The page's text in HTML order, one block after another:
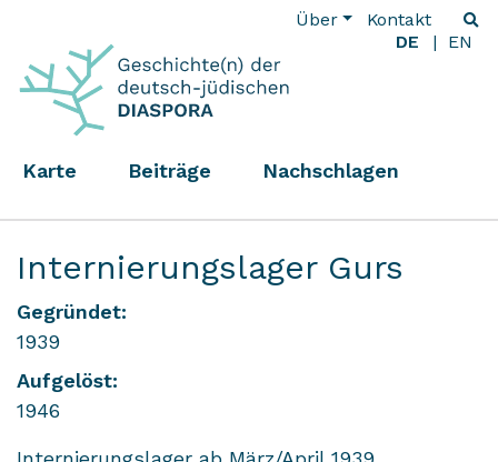
Über
Kontakt
DE
EN
Karte Beiträge Nachschlagen
Internierungslager Gurs
Gegründet:
1939
Aufgelöst:
1946